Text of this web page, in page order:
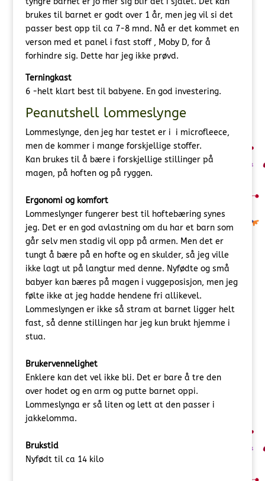
brukes til barnet er godt over 1 år, men jeg vil si det
passer best opp til ca 7-8 mnd. Nå er det kommet en
verson med et panel i fast stoff , Moby D, for å
forhindre sig. Dette har jeg ikke prøvd.
Terningkast
6 -helt klart best til babyene. En god investering.
Peanutshell lommeslynge
Lommeslynge, den jeg har testet er i i microfleece,
men de kommer i mange forskjellige stoffer.
Kan brukes til å bære i forskjellige stillinger på
magen, på hoften og på ryggen.
Ergonomi og komfort
Lommeslynger fungerer best til hoftebæring synes
jeg. Det er en god avlastning om du har et barn som
går selv men stadig vil opp på armen. Men det er
tungt å bære på en hofte og en skulder, så jeg ville
ikke lagt ut på langtur med denne. Nyfødte og små
babyer kan bæres på magen i vuggeposisjon, men jeg
følte ikke at jeg hadde hendene fri allikevel.
Lommeslyngen er ikke så stram at barnet ligger helt
fast, så denne stillingen har jeg kun brukt hjemme i
stua.
Brukervennelighet
Enklere kan det vel ikke bli. Det er bare å tre den
over hodet og en arm og putte barnet oppi.
Lommeslynga er så liten og lett at den passer i
jakkelomma.
Brukstid
Nyfødt til ca 14 kilo